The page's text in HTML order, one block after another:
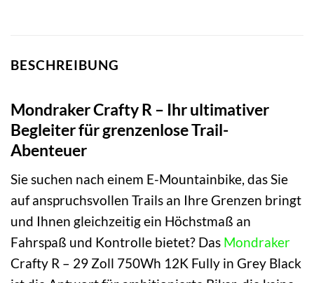
BESCHREIBUNG
Mondraker Crafty R – Ihr ultimativer
Begleiter für grenzenlose Trail-
Abenteuer
Sie suchen nach einem E-Mountainbike, das Sie
auf anspruchsvollen Trails an Ihre Grenzen bringt
und Ihnen gleichzeitig ein Höchstmaß an
Fahrspaß und Kontrolle bietet? Das Mondraker
Crafty R – 29 Zoll 750Wh 12K Fully in Grey Black